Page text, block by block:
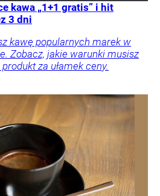
kawa „1+1 gratis” i hit
3 dni
kawę popularnych marek w
Zobacz, jakie warunki musisz
za ułamek ceny.